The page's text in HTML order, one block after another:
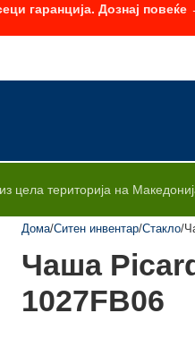
цела територија на
Дома Ситен инвентар Стакло
Чаша
1027FB06
гаранција. Дознај